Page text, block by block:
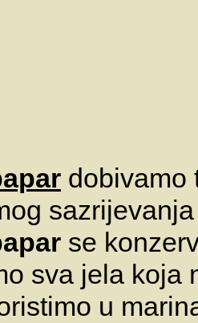
dobivamo
se
sva jela koja
u